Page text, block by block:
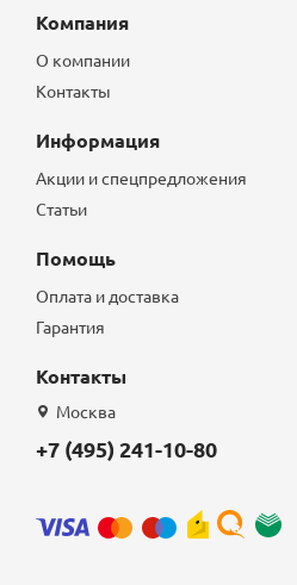
Компания
О компании
Контакты
Информация
Акции и спецпредложения
Статьи
Помощь
Оплата и доставка
Гарантия
Контакты
Москва
+7 (495) 241-10-80